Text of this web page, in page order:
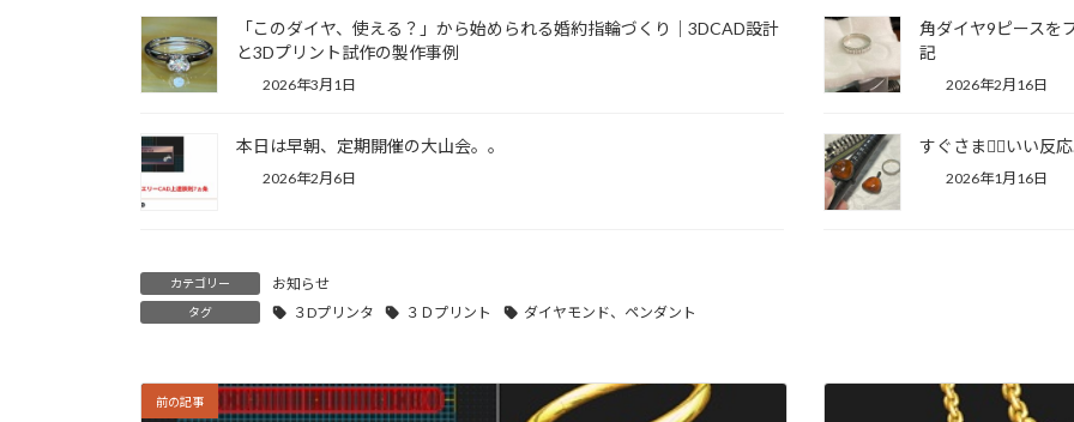
「このダイヤ、使える？」から始められる婚約指輪づくり｜3DCAD設計
と3Dプリント試作の製作事例
2026年3月1日
角ダイヤ9ピースを
記
2026年2月16日
本日は早朝、定期開催の大山会。。
2026年2月6日
すぐさま👍🏼いい反
2026年1月16日
カテゴリー お知らせ
タグ ３Dプリンタ ３Ｄプリント ダイヤモンド、ペンダント
前の記事